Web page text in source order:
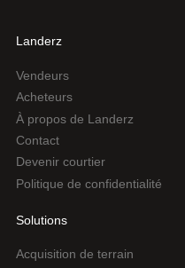
Landerz
Vendeurs
Acheteurs
À propos de Landerz
Contact
Devenir courtier
Politique de confidentialité
Solutions
Acquisition de terrain